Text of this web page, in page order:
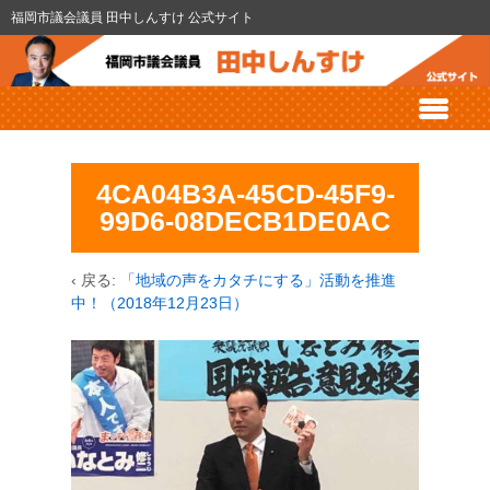
福岡市議会議員 田中しんすけ 公式サイト
4CA04B3A-45CD-45F9-
99D6-08DECB1DE0AC
‹ 戻る:
「地域の声をカタチにする」活動を推進
中！（2018年12月23日）